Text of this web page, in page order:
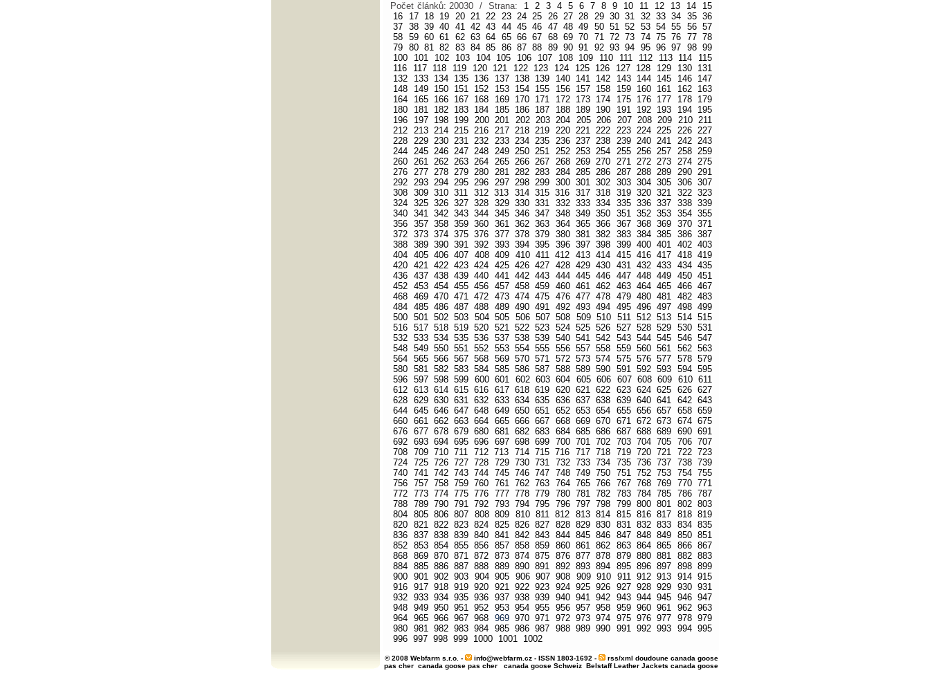
Počet článků: 20030 / Strana: 1 2 3 4 5 6 7 8 9 10 11 12 13 14
15
16
17 18 19 20 21 22 23 24 25 26 27 28 29 30 31 32 33 34 35 36
37 38 39 40 41 42 43 44 45 46 47 48 49 50 51 52 53 54 55 56 57
58 59 60 61 62 63 64 65 66 67 68 69 70 71 72 73 74 75 76 77 78
79 80 81 82 83 84 85 86 87 88 89 90 91 92 93 94 95 96 97 98 99
100
101 102 103 104 105 106 107 108 109 110 111 112 113 114
115
116
117 118 119 120 121 122 123 124 125 126 127 128 129 130
131
132
133 134 135 136 137 138 139 140 141 142 143 144 145 146
147
148
149 150 151 152 153 154 155 156 157 158 159 160 161 162
163
164
165 166 167 168 169 170 171 172 173 174 175 176 177 178
179
180
181 182 183 184 185 186 187 188 189 190 191 192 193 194
195
196
197 198 199 200 201 202 203 204 205 206 207 208 209 210 211
212 213 214 215 216 217 218 219 220 221 222 223 224 225 226 227
228 229 230 231 232 233 234 235 236 237 238 239 240 241 242 243
244 245 246 247 248 249 250 251 252 253 254 255 256 257 258 259
260 261 262 263 264 265 266 267 268 269 270 271 272 273 274 275
276 277 278 279 280 281 282 283 284 285 286 287 288 289 290 291
292 293 294 295 296 297 298 299 300 301 302 303 304 305 306 307
308 309 310 311 312 313 314 315 316 317 318 319 320 321 322 323
324 325 326 327 328 329 330 331 332 333 334 335 336 337 338 339
340 341 342 343 344 345 346 347 348 349 350 351 352 353 354 355
356 357 358 359 360 361 362 363 364 365 366 367 368 369 370 371
372 373 374 375 376 377 378 379 380 381 382 383 384 385 386 387
388 389 390 391 392 393 394 395 396 397 398 399 400 401 402 403
404 405 406 407 408 409 410 411 412 413 414 415 416 417 418 419
420 421 422 423 424 425 426 427 428 429 430 431 432 433 434 435
436 437 438 439 440 441 442 443 444 445 446 447 448 449 450 451
452 453 454 455 456 457 458 459 460 461 462 463 464 465 466 467
468 469 470 471 472 473 474 475 476 477 478 479 480 481 482 483
484 485 486 487 488 489 490 491 492 493 494 495 496 497 498 499
500 501 502 503 504 505 506 507 508 509 510 511 512 513 514 515
516 517 518 519 520 521 522 523 524 525 526 527 528 529 530 531
532 533 534 535 536 537 538 539 540 541 542 543 544 545 546 547
548 549 550 551 552 553 554 555 556 557 558 559 560 561 562 563
564 565 566 567 568 569 570 571 572 573 574 575 576 577 578 579
580 581 582 583 584 585 586 587 588 589 590 591 592 593 594 595
596 597 598 599 600 601 602 603 604 605 606 607 608 609 610 611
612 613 614 615 616 617 618 619 620 621 622 623 624 625 626 627
628 629 630 631 632 633 634 635 636 637 638 639 640 641 642 643
644 645 646 647 648 649 650 651 652 653 654 655 656 657 658 659
660 661 662 663 664 665 666 667 668 669 670 671 672 673 674 675
676 677 678 679 680 681 682 683 684 685 686 687 688 689 690 691
692 693 694 695 696 697 698 699 700 701 702 703 704 705 706 707
708 709 710 711 712 713 714 715 716 717 718 719 720 721 722 723
724 725 726 727 728 729 730 731 732 733 734 735 736 737 738 739
740 741 742 743 744 745 746 747 748 749 750 751 752 753 754 755
756 757 758 759 760 761 762 763 764 765 766 767 768 769 770 771
772 773 774 775 776 777 778 779 780 781 782 783 784 785 786 787
788 789 790 791 792 793 794 795 796 797 798 799 800 801 802 803
804 805 806 807 808 809 810 811 812 813 814 815 816 817 818 819
820 821 822 823 824 825 826 827 828 829 830 831 832 833 834 835
836 837 838 839 840 841 842 843 844 845 846 847 848 849 850 851
852 853 854 855 856 857 858 859 860 861 862 863 864 865 866 867
868 869 870 871 872 873 874 875 876 877 878 879 880 881 882 883
884 885 886 887 888 889 890 891 892 893 894 895 896 897 898 899
900 901 902 903 904 905 906 907 908 909 910 911 912 913 914 915
916 917 918 919 920 921 922 923 924 925 926 927 928 929 930 931
932 933 934 935 936 937 938 939 940 941 942 943 944 945 946 947
948 949 950 951 952 953 954 955 956 957 958 959 960 961 962 963
964 965 966 967 968 969 970 971 972 973 974 975 976 977 978 979
980 981 982 983 984 985 986 987 988 989 990 991 992 993 994 995
996 997 998 999 1000 1001 1002
© 2008 Webfarm s.r.o. - info@webfarm.cz- ISSN 1803-1692 - rss/xml doudoune canada goose
pas cher canada goose pas cher canada goose Schweiz Belstaff Leather Jackets canada goose